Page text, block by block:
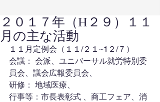
２０１７年（H２９）１１
月の主な活動
１１月定例会（１１/２１~1２/７）
会議： 会派、ユニバーサル就労特別委
員会、議会広報委員会、
研修： 地域医療、
行事等：市長表彰式 、商工フェア、消